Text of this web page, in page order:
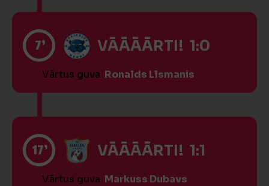
7’ VĀĀĀĀRTI! 1:0
Vārtus guva Ronalds Līsmanis
17’ VĀĀĀĀRTI! 1:1
Vārtus guva Markuss Dubavs